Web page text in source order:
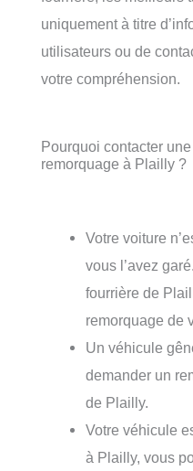
uniquement à titre
utilisateurs ou de
votre compréhension.
Pourquoi contacter
remorquage à Plailly ?
Votre voiture
vous l’avez
fourrière de
remorquage de
Un véhicule
demander un
de Plailly.
Votre véhicule
à Plailly, vous